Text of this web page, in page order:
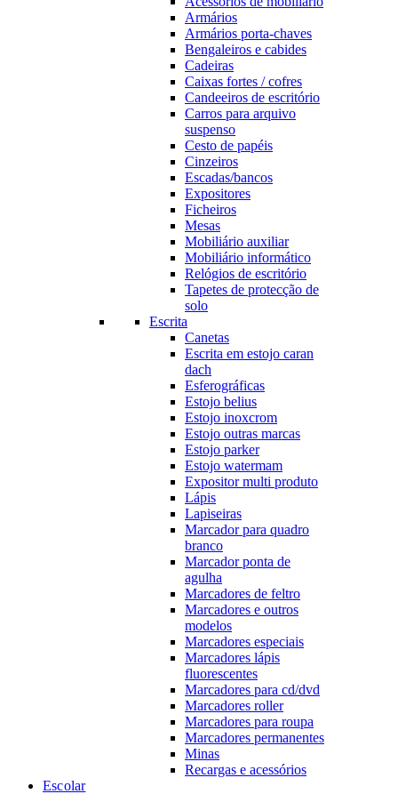
Armários
Armários porta-chaves
Bengaleiros e cabides
Cadeiras
Caixas fortes / cofres
Candeeiros de escritório
Carros para arquivo
suspenso
Cesto de papéis
Cinzeiros
Escadas/bancos
Expositores
Ficheiros
Mesas
Mobiliário auxiliar
Mobiliário informático
Relógios de escritório
Tapetes de protecção de
solo
Escrita
Canetas
Escrita em estojo caran
dach
Esferográficas
Estojo belius
Estojo inoxcrom
Estojo outras marcas
Estojo parker
Estojo watermam
Expositor multi produto
Lápis
Lapiseiras
Marcador para quadro
branco
Marcador ponta de
agulha
Marcadores de feltro
Marcadores e outros
modelos
Marcadores especiais
Marcadores lápis
fluorescentes
Marcadores para cd/dvd
Marcadores roller
Marcadores para roupa
Marcadores permanentes
Minas
Recargas e acessórios
Escolar